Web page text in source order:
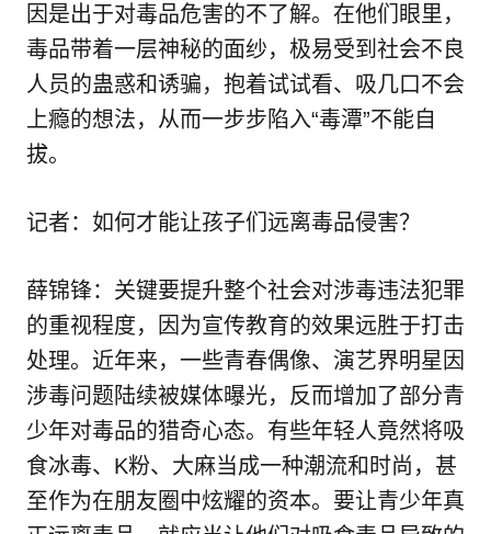
因是出于对毒品危害的不了解。在他们眼里，
毒品带着一层神秘的面纱，极易受到社会不良
人员的蛊惑和诱骗，抱着试试看、吸几口不会
上瘾的想法，从而一步步陷入“毒潭”不能自
拔。
记者：如何才能让孩子们远离毒品侵害？
薛锦锋：关键要提升整个社会对涉毒违法犯罪
的重视程度，因为宣传教育的效果远胜于打击
处理。近年来，一些青春偶像、演艺界明星因
涉毒问题陆续被媒体曝光，反而增加了部分青
少年对毒品的猎奇心态。有些年轻人竟然将吸
食冰毒、K粉、大麻当成一种潮流和时尚，甚
至作为在朋友圈中炫耀的资本。要让青少年真